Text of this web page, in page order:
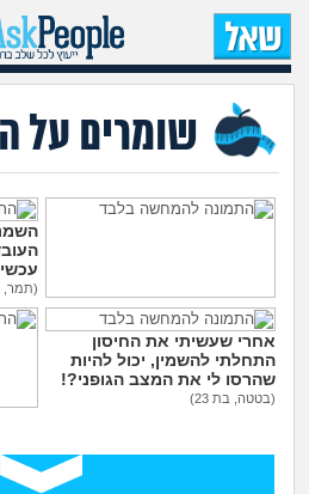
שומרים על
יש לי כינים וזה לא עובר, מה
עוד אני יכולה לנסות?
(נחמה, בת 22)
(תמר,
אחרי שעשיתי את החיסון
התחלתי להשמין, יכול להיות
שהרסו לי את המצב הגופני?!
(בטטה, בת 23)